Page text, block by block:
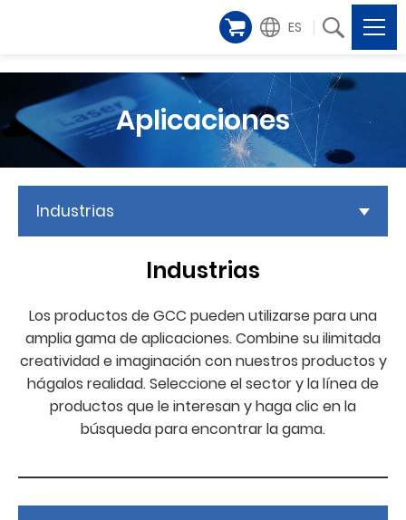
ES
Aplicaciones
Industrias
Industrias
Los productos de GCC pueden utilizarse para una
amplia gama de aplicaciones. Combine su ilimitada
creatividad e imaginación con nuestros productos y
hágalos realidad. Seleccione el sector y la línea de
productos que le interesan y haga clic en la
búsqueda para encontrar la gama.